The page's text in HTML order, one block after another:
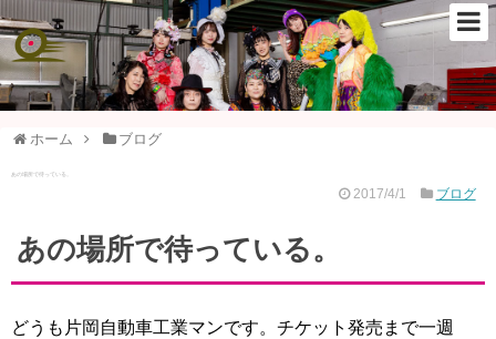
ホーム ブログ
あの場所で待っている。
2017/4/1 ブログ
あの場所で待っている。
どうも片岡自動車工業マンです。チケット発売まで一週